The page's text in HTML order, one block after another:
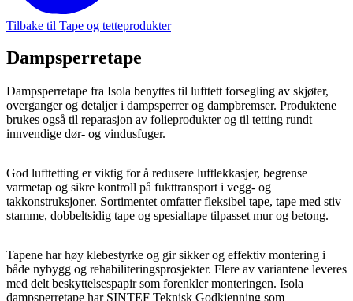
Tilbake til Tape og tetteprodukter
Dampsperretape
Dampsperretape fra Isola benyttes til lufttett forsegling av skjøter,
overganger og detaljer i dampsperrer og dampbremser. Produktene
brukes også til reparasjon av folieprodukter og til tetting rundt
innvendige dør- og vindusfuger.
God lufttetting er viktig for å redusere luftlekkasjer, begrense
varmetap og sikre kontroll på fukttransport i vegg- og
takkonstruksjoner. Sortimentet omfatter fleksibel tape, tape med stiv
stamme, dobbeltsidig tape og spesialtape tilpasset mur og betong.
Tapene har høy klebestyrke og gir sikker og effektiv montering i
både nybygg og rehabiliteringsprosjekter. Flere av variantene leveres
med delt beskyttelsespapir som forenkler monteringen. Isola
dampsperretape har SINTEF Teknisk Godkjenning som